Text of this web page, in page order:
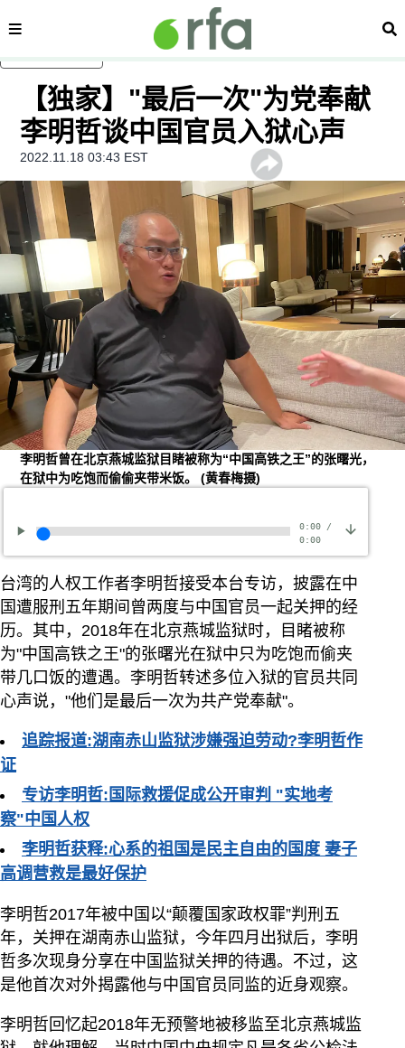
内容分类 搜
【独家】"最后一次"为党奉献
李明哲谈中国官员入狱心声
2022.11.18 03:43 EST
李明哲曾在北京燕城监狱目睹被称为“中国高铁之王”的张曙光，
在狱中为吃饱而偷偷夹带米饭。(黄春梅摄)
0:00/
0:00
台湾的人权工作者李明哲接受本台专访，披露在中
国遭服刑五年期间曾两度与中国官员一起关押的经
历。其中，2018年在北京燕城监狱时，目睹被称
为"中国高铁之王"的张曙光在狱中只为吃饱而偷夹
带几口饭的遭遇。李明哲转述多位入狱的官员共同
心声说，"他们是最后一次为共产党奉献"。
追踪报道:湖南赤山监狱涉嫌强迫劳动?李明哲作
证
专访李明哲:国际救援促成公开审判 "实地考
察"中国人权
李明哲获释:心系的祖国是民主自由的国度 妻子
高调营救是最好保护
李明哲2017年被中国以“颠覆国家政权罪”判刑五
年，关押在湖南赤山监狱，今年四月出狱后，李明
哲多次现身分享在中国监狱关押的待遇。不过，这
是他首次对外揭露他与中国官员同监的近身观察。
李明哲回忆起2018年无预警地被移监至北京燕城监